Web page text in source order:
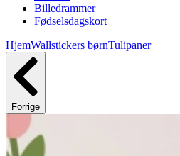
Billedrammer
Fødselsdagskort
HjemWallstickers børnTulipaner
Forrige